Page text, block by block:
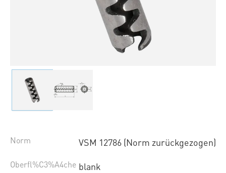
Norm VSM 12786 (Norm zurückgezogen)
Oberfl%C3%A4che blank